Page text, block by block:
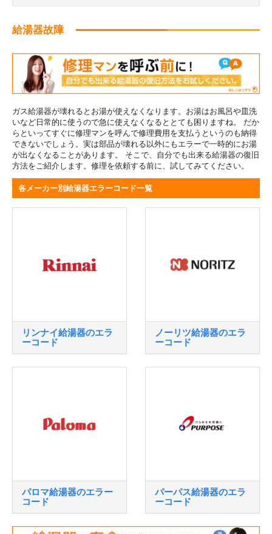
給湯器故障
ガス給湯器が壊れるとお湯が使えなくなります。お湯はお風呂や皿洗
いなど日常的に使うので急に使えなくなるととても困りますね。 だか
らといってすぐに修理マンを呼んで修理費用を支払うというのも納得
できないでしょう。実は部品が壊れる以外にもエラーで一時的にお湯
が出なくなることがあります。 そこで、自分でも出来る給湯器の復旧
方法をご紹介します。修理を依頼する前に、試してみてください。
各メーカー別給湯器エラーコード一覧
リンナイ給湯器のエラ
ーコード
ノーリツ給湯器のエラ
ーコード
パロマ給湯器のエラー
コード
パーパス給湯器のエラ
ーコード